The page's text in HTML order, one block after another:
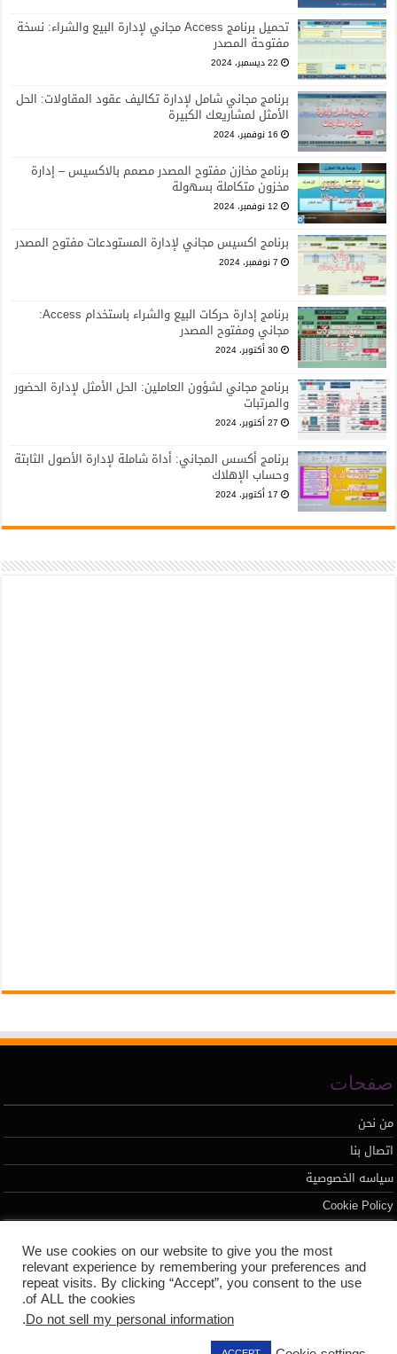
تحميل برنامج Access مجاني لإدارة البيع والشراء: نسخة
مفتوحة المصدر
22 ديسمبر، 2024
برنامج مجاني شامل لإدارة تكاليف عقود المقاولات: الحل
الأمثل لمشاريعك الكبيرة
16 نوفمبر، 2024
برنامج مخازن مفتوح المصدر مصمم بالاكسيس – إدارة
مخزون متكاملة بسهولة
12 نوفمبر، 2024
برنامج اكسيس مجاني لإدارة المستودعات مفتوح المصدر
7 نوفمبر، 2024
برنامج إدارة حركات البيع والشراء باستخدام Access:
مجاني ومفتوح المصدر
30 أكتوبر، 2024
برنامج مجاني لشؤون العاملين: الحل الأمثل لإدارة الحضور
والمرتبات
27 أكتوبر، 2024
برنامج أكسس المجاني: أداة شاملة لإدارة الأصول الثابتة
وحساب الإهلاك
17 أكتوبر، 2024
صفحات
من نحن
اتصال بنا
سياسه الخصوصية
Cookie Policy
تطوير محمد السيد
We use cookies on our website to give you the most
relevant experience by remembering your preferences and
repeat visits. By clicking “Accept”, you consent to the use
of ALL the cookies.
Do not sell my personal information
.